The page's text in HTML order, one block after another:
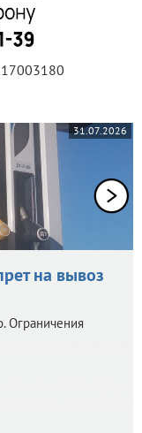
31.07.2026
на вывоз
Ограничения